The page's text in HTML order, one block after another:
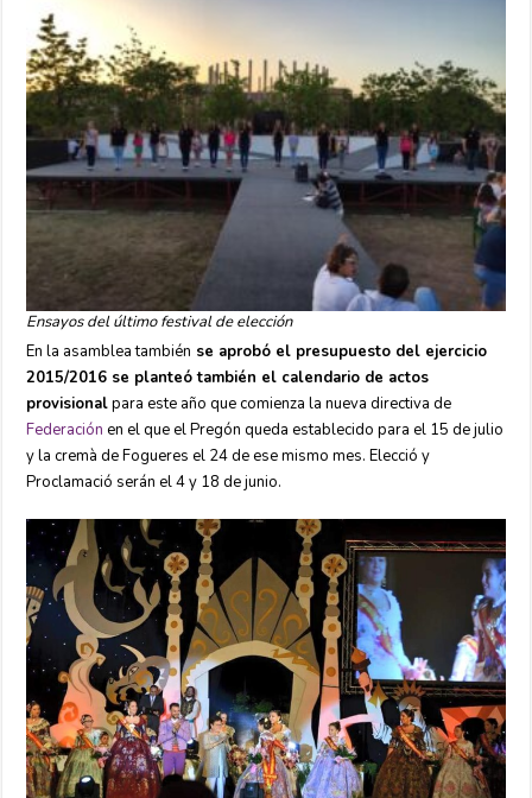
Ensayos del último festival de elección
En la asamblea también se aprobó el presupuesto del ejercicio
2015/2016 se planteó también el calendario de actos
provisionalpara este año que comienza la nueva directiva de
Federación en el que el Pregón queda establecido para el 15 de julio
y la cremà de Fogueres el 24 de ese mismo mes. Elecció y
Proclamació serán el 4 y 18 de junio.